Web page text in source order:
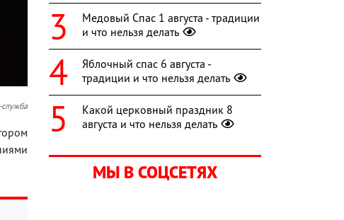
служба
Медовый Спас 1 августа - традиции
и что нельзя делать
Яблочный спас 6 августа -
традиции и что нельзя делать
Какой церковный праздник 8
августа и что нельзя делать
МЫ В СОЦСЕТЯХ